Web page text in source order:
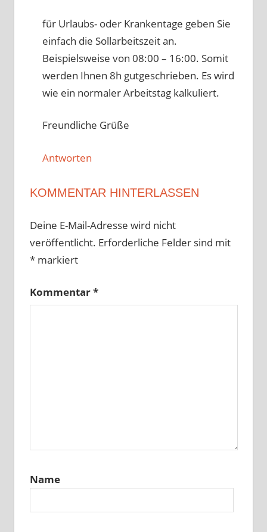
für Urlaubs- oder Krankentage geben Sie
einfach die Sollarbeitszeit an.
Beispielsweise von 08:00 – 16:00. Somit
werden Ihnen 8h gutgeschrieben. Es wird
wie ein normaler Arbeitstag kalkuliert.
Freundliche Grüße
Antworten
KOMMENTAR HINTERLASSEN
Deine E-Mail-Adresse wird nicht
veröffentlicht. Erforderliche Felder sind mit
*markiert
Kommentar*
Name